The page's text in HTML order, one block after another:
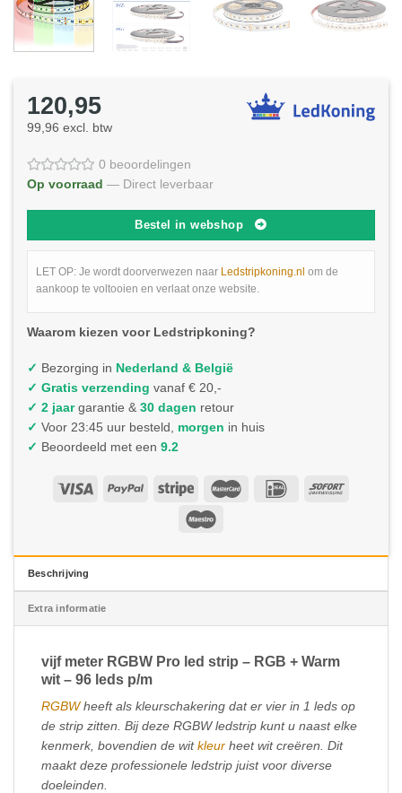
120,95
99,96 excl. btw
0 beoordelingen
Op voorraad — Direct leverbaar
Bestel in webshop
LET OP: Je wordt doorverwezen naar Ledstripkoning.nl om de
aankoop te voltooien en verlaat onze website.
Waarom kiezen voor Ledstripkoning?
✓ Bezorging in Nederland & België
✓ Gratis verzending vanaf € 20,-
✓ 2 jaargarantie & 30 dagen retour
✓ Voor 23:45 uur besteld, morgen in huis
✓ Beoordeeld met een 9.2
Beschrijving
Extra informatie
vijf meter RGBW Pro led strip – RGB + Warm
wit – 96 leds p/m
RGBWheeft als kleurschakering dat er vier in 1 leds op
de strip zitten. Bij deze RGBW ledstrip kunt u naast elke
kenmerk, bovendien de witkleur heet wit creëren. Dit
maakt deze professionele ledstrip juist voor diverse
doeleinden.